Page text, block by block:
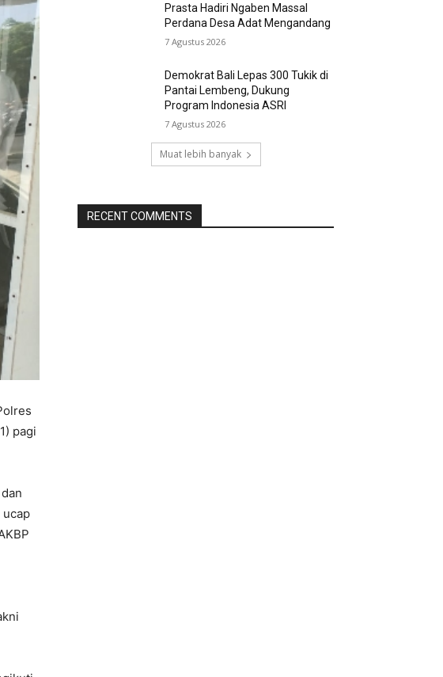
pagi
ucap
Prasta Hadiri Ngaben Massal
Perdana Desa Adat Mengandang
7 Agustus 2026
Demokrat Bali Lepas 300 Tukik di
Pantai Lembeng, Dukung
Program Indonesia ASRI
7 Agustus 2026
Muat lebih banyak
RECENT COMMENTS